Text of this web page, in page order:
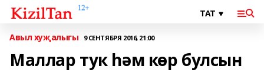
Авыл хуҗалыгы 9 СЕНТЯБРЯ 2016, 21:00
Маллар тук һәм көр булсын